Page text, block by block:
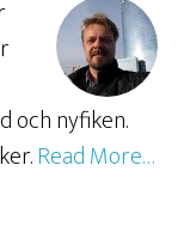
och nyfiken.
Read More…